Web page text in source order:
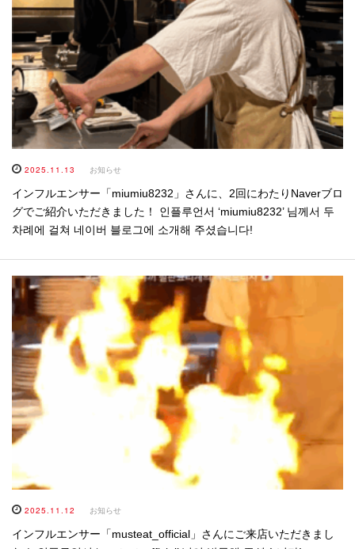
2025.11.13 お知らせ
インフルエンサー「miumiu8232」さんに、2回にわたりNaverブロ
グでご紹介いただきました！ 인플루언서 ‘miumiu8232’ 님께서 두
차례에 걸쳐 네이버 블로그에 소개해 주셨습니다!
2025.11.12 お知らせ
インフルエンサー「musteat_official」さんにご来店いただきまし